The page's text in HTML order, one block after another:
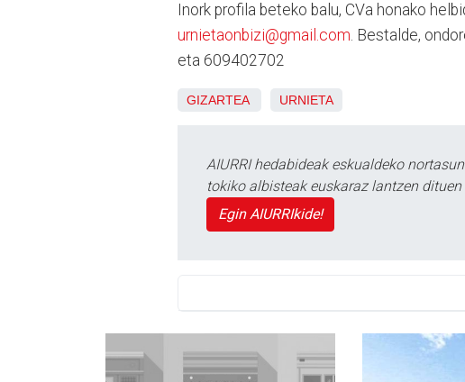
Inork profila beteko balu, CVa honako
urnietaonbizi@gmail.com. Bestalde,
eta 609402702
GIZARTEA URNIETA
AIURRI hedabideak eskualdeko
tokiko albisteak euskaraz lantzen
Egin AIURRIkide!